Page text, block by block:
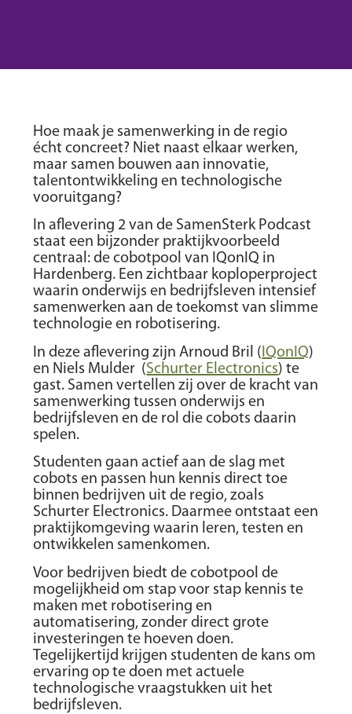
Hoe maak je samenwerking in de regio
écht concreet? Niet naast elkaar werken,
maar samen bouwen aan innovatie,
talentontwikkeling en technologische
vooruitgang?
In aflevering 2 van de SamenSterk Podcast
staat een bijzonder praktijkvoorbeeld
centraal: de cobotpool van IQonIQ in
Hardenberg. Een zichtbaar koploperproject
waarin onderwijs en bedrijfsleven intensief
samenwerken aan de toekomst van slimme
technologie en robotisering.
In deze aflevering zijn Arnoud Bril ( IQonIQ)
en Niels Mulder (Schurter Electronics) te
gast. Samen vertellen zij over de kracht van
samenwerking tussen onderwijs en
bedrijfsleven en de rol die cobots daarin
spelen.
Studenten gaan actief aan de slag met
cobots en passen hun kennis direct toe
binnen bedrijven uit de regio, zoals
Schurter Electronics. Daarmee ontstaat een
praktijkomgeving waarin leren, testen en
ontwikkelen samenkomen.
Voor bedrijven biedt de cobotpool de
mogelijkheid om stap voor stap kennis te
maken met robotisering en
automatisering, zonder direct grote
investeringen te hoeven doen.
Tegelijkertijd krijgen studenten de kans om
ervaring op te doen met actuele
technologische vraagstukken uit het
bedrijfsleven.